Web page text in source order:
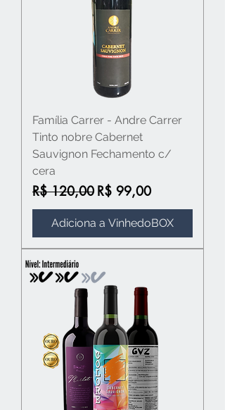
Família Carrer - Andre Carrer
Tinto nobre Cabernet
Sauvignon Fechamento c/
cera
Preço normal
R$ 120,00 Preço promocional
R$ 99,00
Adiciona a VinhedoBOX